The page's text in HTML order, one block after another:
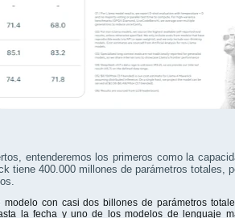
entenderemos los primeros como la
tiene 400.000 millones de parámetros totales,
modelo con casi dos billones de parámetros
la fecha y uno de los modelos de lenguaje